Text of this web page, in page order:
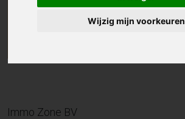
Wijzig mijn voorkeuren
Immo Zone BV